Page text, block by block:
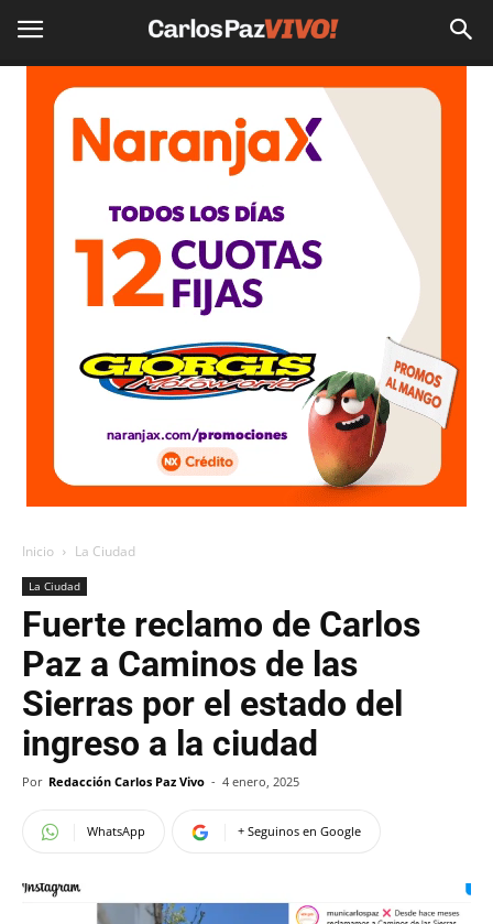
Inicio La Ciudad
La Ciudad
Fuerte reclamo de Carlos
Paz a Caminos de las
Sierras por el estado del
ingreso a la ciudad
Por Redacción Carlos Paz Vivo - 4 enero, 2025
WhatsApp + Seguinos en Google